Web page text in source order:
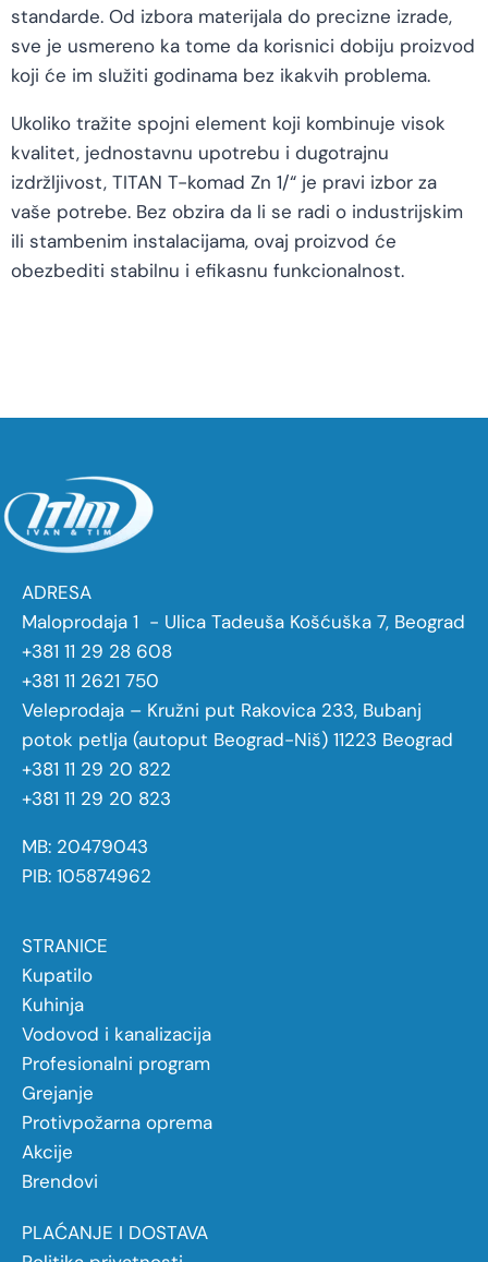
standarde. Od izbora materijala do precizne izrade,
sve je usmereno ka tome da korisnici dobiju proizvod
koji će im služiti godinama bez ikakvih problema.
Ukoliko tražite spojni element koji kombinuje visok
kvalitet, jednostavnu upotrebu i dugotrajnu
izdržljivost, TITAN T-komad Zn 1/“ je pravi izbor za
vaše potrebe. Bez obzira da li se radi o industrijskim
ili stambenim instalacijama, ovaj proizvod će
obezbediti stabilnu i efikasnu funkcionalnost.
ADRESA
Maloprodaja 1 - Ulica Tadeuša Košćuška 7, Beograd
+381 11 29 28 608
+381 11 2621 750
Veleprodaja – Kružni put Rakovica 233, Bubanj
potok petlja (autoput Beograd-Niš) 11223 Beograd
+381 11 29 20 822
+381 11 29 20 823
MB: 20479043
PIB: 105874962
STRANICE
Kupatilo
Kuhinja
Vodovod i kanalizacija
Profesionalni program
Grejanje
Protivpožarna oprema
Akcije
Brendovi
PLAĆANJE I DOSTAVA